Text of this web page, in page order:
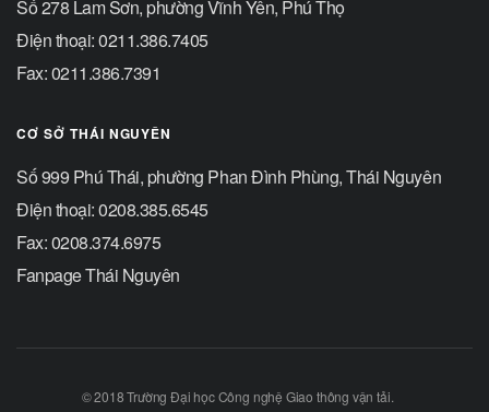
Số 278 Lam Sơn, phường Vĩnh Yên, Phú Thọ
Điện thoại: 0211.386.7405
Fax: 0211.386.7391
CƠ SỞ THÁI NGUYÊN
Số 999 Phú Thái, phường Phan Đình Phùng, Thái Nguyên
Điện thoại: 0208.385.6545
Fax: 0208.374.6975
Fanpage Thái Nguyên
© 2018 Trường Đại học Công nghệ Giao thông vận tải.